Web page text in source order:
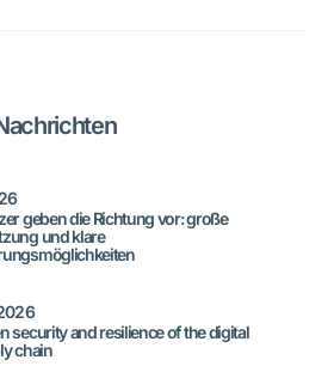
geben die Richtung vor: große
und klare
security and resilience of the digital
chain